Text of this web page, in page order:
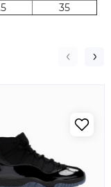
35